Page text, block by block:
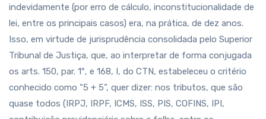
indevidamente (por erro de cálculo, inconstitucionalidade de
lei, entre os principais casos) era, na prática, de dez anos.
Isso, em virtude de jurisprudência consolidada pelo Superior
Tribunal de Justiça, que, ao interpretar de forma conjugada
os arts. 150, par. 1º, e 168, I, do CTN, estabeleceu o critério
conhecido como “5 + 5”, quer dizer: nos tributos, que são
quase todos (IRPJ, IRPF, ICMS, ISS, PIS, COFINS, IPI,